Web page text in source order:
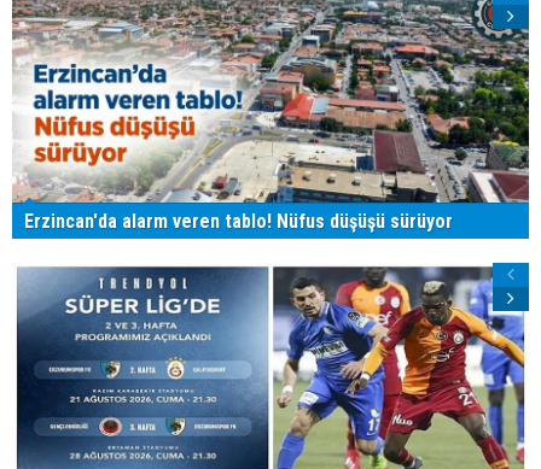
Erzincan'da alarm veren tablo! Nüfus düşüşü sürüyor